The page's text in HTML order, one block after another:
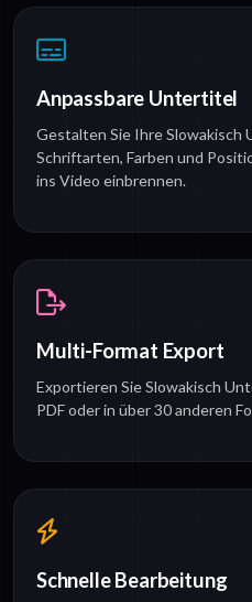
Anpassbare Untertitel
Gestalten Sie Ihre
Schriftarten, Farben und
ins Video einbrennen.
Multi-Format Export
Exportieren Sie Slowakisch
PDF oder in über 30 anderen
Schnelle Bearbeitung